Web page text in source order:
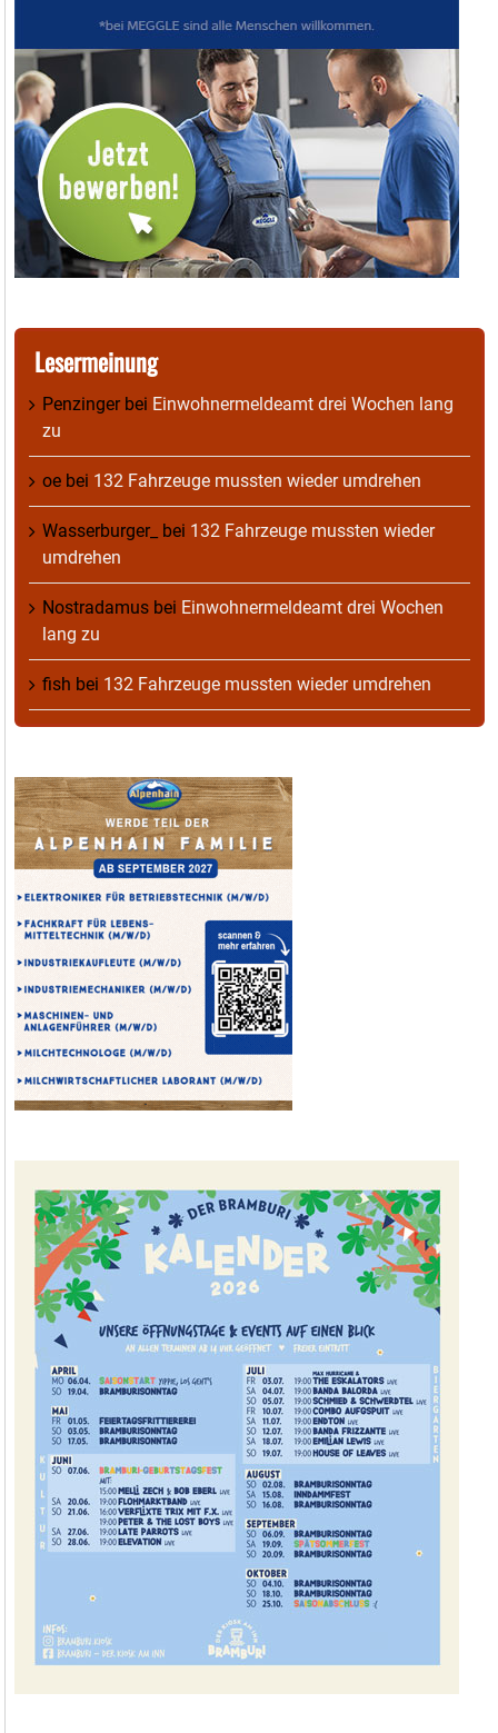
Lesermeinung
Penzingerbei Einwohnermeldeamt drei Wochen lang
zu
oe bei 132 Fahrzeuge mussten wieder umdrehen
Wasserburger_ bei 132 Fahrzeuge mussten wieder
umdrehen
Nostradamus bei Einwohnermeldeamt drei Wochen
lang zu
fish bei 132 Fahrzeuge mussten wieder umdrehen